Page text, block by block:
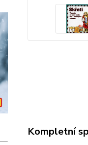
Kompletní